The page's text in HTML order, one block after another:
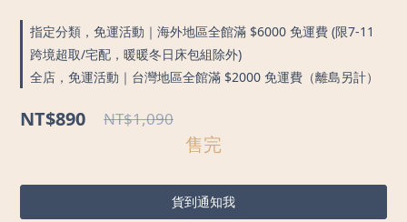
指定分類，免運活動｜海外地區全館滿 $6000 免運費 (限7-11
跨境超取/宅配，暖暖冬日床包組除外)
全店，免運活動｜台灣地區全館滿 $2000 免運費（離島另計）
NT$890 NT$1,090
售完
貨到通知我